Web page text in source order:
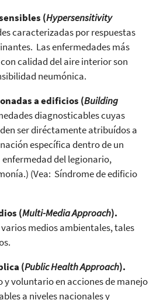
(Hypersensitivity
caracterizadas por respuestas
Las enfermedades más
calidad del aire interior son
neumónica.
a edificios (Building
diagnosticables cuyas
ser diréctamente atribuídos a
específica dentro de un
del legionario,
(Vea: Síndrome de edificio
(Multi-Media Approach).
medios ambientales, tales
(Public Health Approach).
voluntario en acciones de manejo
a niveles nacionales y